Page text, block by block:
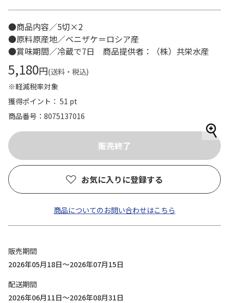
●商品内容／5切×2
●原料原産地／ベニザケ＝ロシア産
●賞味期間／冷蔵で7日 商品提供者：（株）共栄水産
5,180円(送料・税込)
※軽減税率対象
獲得ポイント： 51 pt
商品番号
8075137016
お気に入りに登録する
商品についてのお問い合わせはこちら
販売期間
2026年05月18日～2026年07月15日
配送期間
2026年06月11日～2026年08月31日